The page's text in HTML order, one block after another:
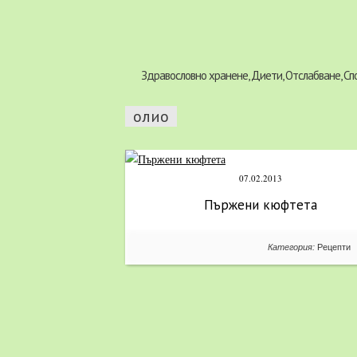
Здравословно хранене, Диети, Отслабване,
олио
07.02.2013
Пържени кюфтета
Категория: Рецепти